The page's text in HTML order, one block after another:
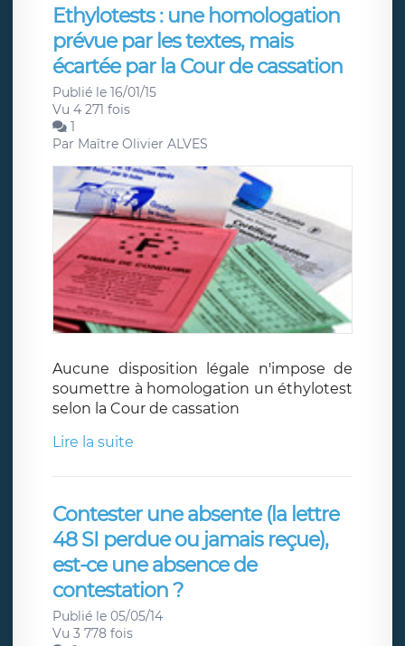
Ethylotests : une homologation
prévue par les textes, mais
écartée par la Cour de cassation
Publié le 16/01/15
Vu 4 271 fois
1
Par Maître Olivier ALVES
Aucune disposition légale n'impose de
soumettre à homologation un éthylotest
selon la Cour de cassation
Lire la suite
Contester une absente (la lettre
48 SI perdue ou jamais reçue),
est-ce une absence de
contestation ?
Publié le 05/05/14
Vu 3 778 fois